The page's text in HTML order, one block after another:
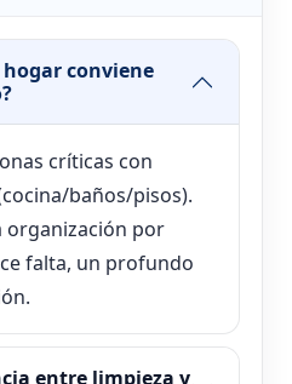
hogar conviene
críticas con
baños/pisos).
organización por
falta, un profundo
entre limpieza y